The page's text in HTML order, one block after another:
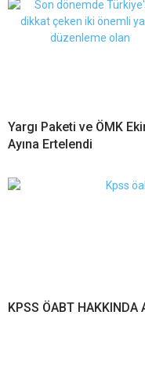
Yargı Paketi ve ÖMK
Ayına Ertelendi
KPSS ÖABT HAKKINDA